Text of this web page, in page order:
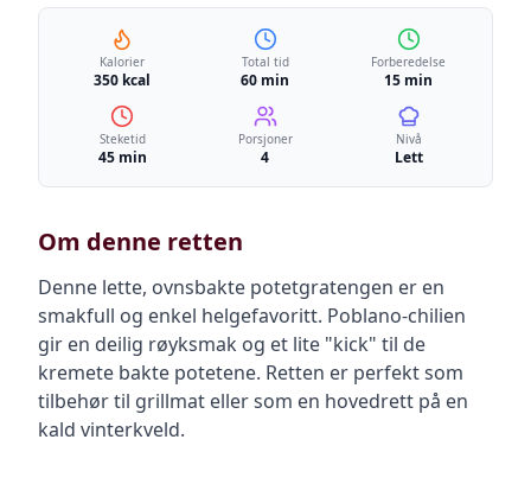
Kalorier
350 kcal
Total tid
60 min
Forberedelse
15 min
Steketid
45 min
Porsjoner
4
Nivå
Lett
Om denne retten
Denne lette, ovnsbakte potetgratengen er en
smakfull og enkel helgefavoritt. Poblano-chilien
gir en deilig røyksmak og et lite "kick" til de
kremete bakte potetene. Retten er perfekt som
tilbehør til grillmat eller som en hovedrett på en
kald vinterkveld.